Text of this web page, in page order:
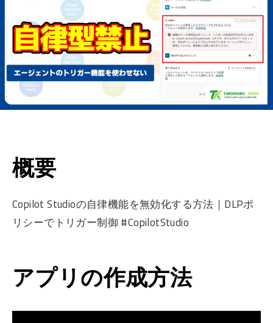
概要
Copilot Studioの自律機能を無効化する方法｜DLPポ
リシーでトリガー制御 #CopilotStudio
アプリの作成方法